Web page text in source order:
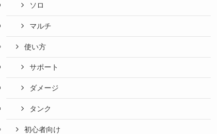
ソロ
マルチ
使い方
サポート
ダメージ
タンク
初心者向け